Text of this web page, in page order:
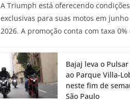
A Triumph está oferecendo condições
exclusivas para suas motos em junho
2026. A promoção conta com taxa 0%
Bajaj leva o Pulsar
ao Parque Villa-
neste fim de
São Paulo